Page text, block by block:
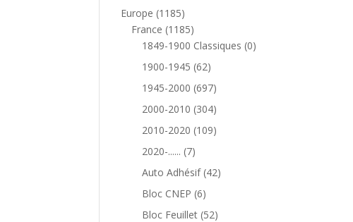
produits
Europe 11851185
produits
France 11851185
produits
1849-1900 Classiques 00
1900-1945 6262
produits
1945-2000 697697
produits
2000-2010 304304
produits
2010-2020 109109
2020-...... 77
produits
Auto Adhésif 4242
Bloc CNEP 66
produits
Bloc Feuillet 5252